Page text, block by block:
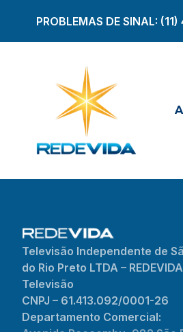
PROBLEMAS DE SINAL:
Televisão Independente de
do Rio Preto LTDA –
Televisão
CNPJ – 61.413.092/0001-26
Departamento Comercial: